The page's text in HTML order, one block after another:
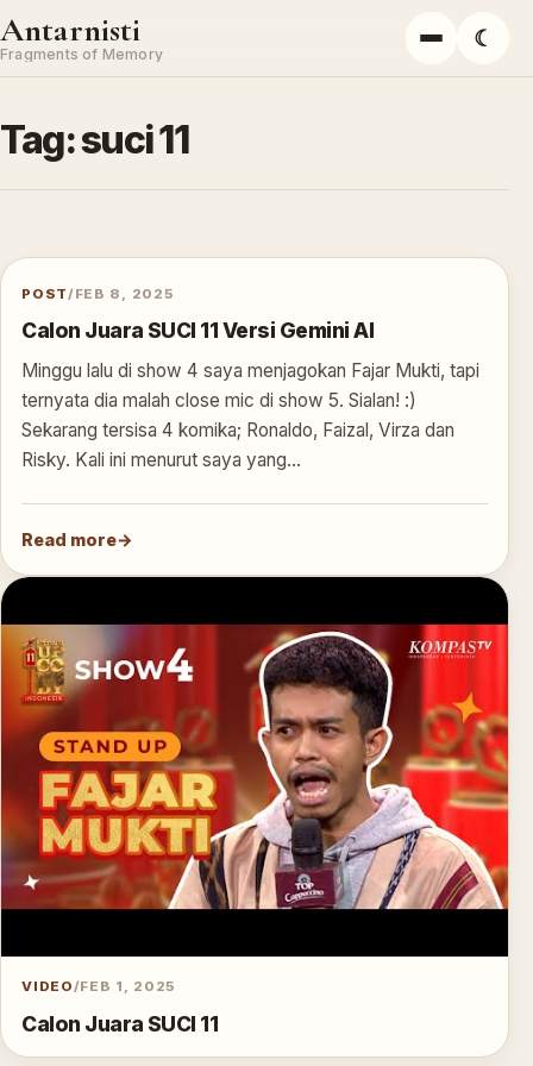
Skip to content
Antarnisti
Fragments of Memory Menu
☾
Tag:suci 11
POST / FEB 8, 2025
Calon Juara SUCI 11 Versi Gemini AI
Minggu lalu di show 4 saya menjagokan Fajar Mukti, tapi
ternyata dia malah close mic di show 5. Sialan! :)
Sekarang tersisa 4 komika; Ronaldo, Faizal, Virza dan
Risky. Kali ini menurut saya yang…
Read more
VIDEO/FEB 1, 2025
Calon Juara SUCI 11